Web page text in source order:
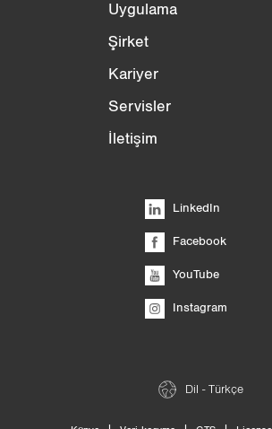
Uygulama
Şirket
Kariyer
Servisler
İletişim
LinkedIn
Facebook
YouTube
Instagram
Dil - Türkçe